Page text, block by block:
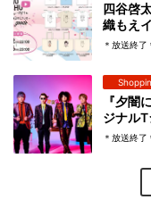
四谷啓
織もえ
＊放送終
『夕闇
ジナル
＊放送終了